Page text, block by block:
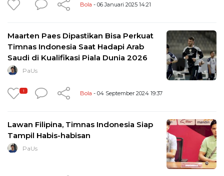
Bola - 06 Januari 2025 14:21
Maarten Paes Dipastikan Bisa Perkuat
Timnas Indonesia Saat Hadapi Arab
Saudi di Kualifikasi Piala Dunia 2026
PaUs
1 Bola - 04 September 2024 19:37
Lawan Filipina, Timnas Indonesia Siap
Tampil Habis-habisan
PaUs